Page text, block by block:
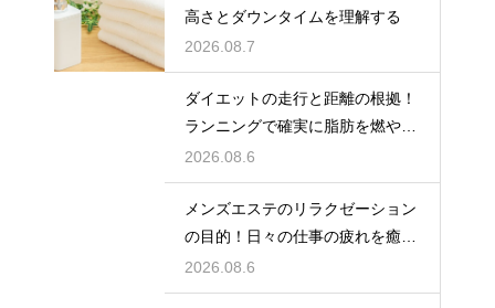
高さとダウンタイムを理解する
2026.08.7
ダイエットの走行と距離の根拠！
ランニングで確実に脂肪を燃やす
目安
2026.08.6
メンズエステのリラクゼーション
の目的！日々の仕事の疲れを癒や
す極上のプライベート空間
2026.08.6